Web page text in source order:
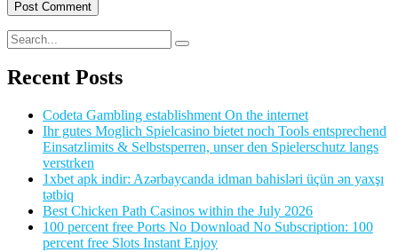
Recent Posts
Codeta Gambling establishment On the internet
Ihr gutes Moglich Spielcasino bietet noch Tools entsprechend
Einsatzlimits & Selbstsperren, unser den Spielerschutz langs
verstrken
1xbet apk indir: Azərbaycanda idman bahisləri üçün ən yaxşı
tətbiq
Best Chicken Path Casinos within the July 2026
100 percent free Ports No Download No Subscription: 100
percent free Slots Instant Enjoy